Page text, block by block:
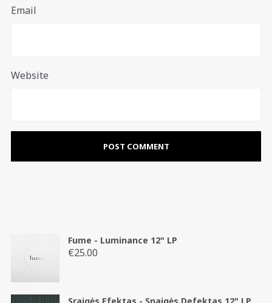
Email
Website
Fume - Luminance 12" LP
€25.00